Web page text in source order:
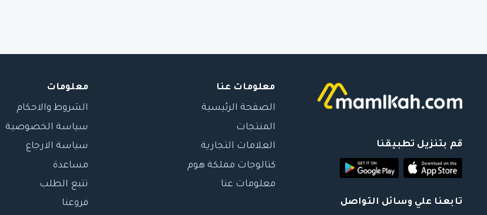
قم بتنزيل تطبيقنا
تابعنا علي وسائل التواصل
معلومات عنا
الصفحة الرئيسية
المنتجات
العلامات التجارية
كتالوجات مملكة هوم
معلومات عنا
معلومات
الشروط والاحكام
سياسة الخصوصية
سياسة الارجاع
مساعدة
تتبع الطلب
فروعنا